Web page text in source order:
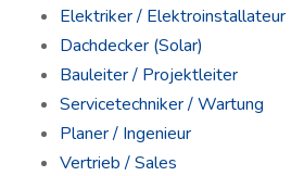
Elektriker / Elektroinstallateur
Dachdecker (Solar)
Bauleiter / Projektleiter
Servicetechniker / Wartung
Planer / Ingenieur
Vertrieb / Sales